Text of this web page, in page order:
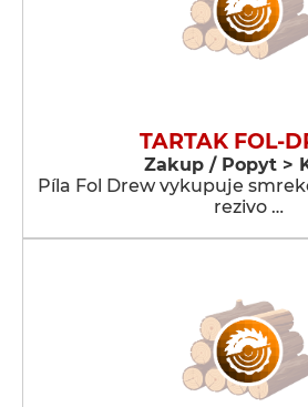
TARTAK FOL-
Zakup / Popyt >
Píla Fol Drew vykupuje
rezivo …